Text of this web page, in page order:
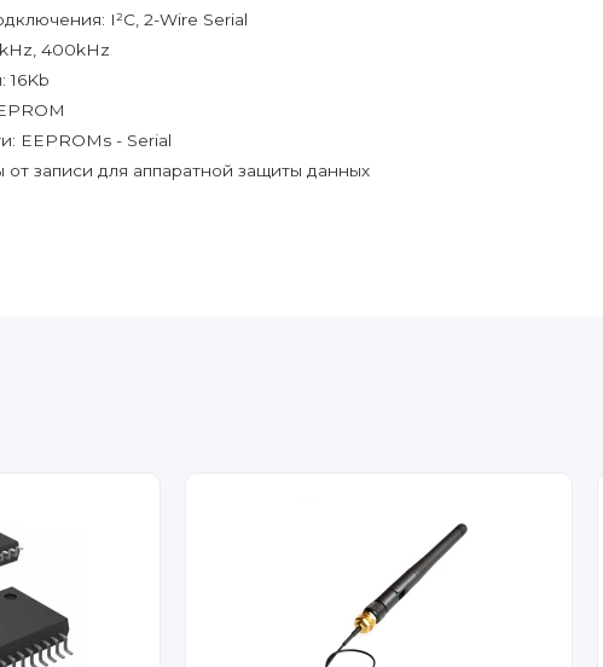
I²C, 2-Wire Serial
400kHz
16Kb
EEPROMs - Serial
записи для аппаратной защиты данных